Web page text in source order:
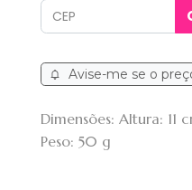
Avise-me se o
Dimensões: Altura:
Peso: 50 g